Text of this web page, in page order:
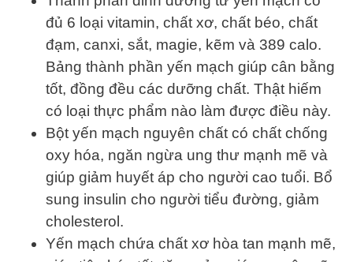
đủ 6 loại vitamin, chất xơ, chất béo, chất
đạm, canxi, sắt, magie, kẽm và 389 calo.
Bảng thành phần yến mạch giúp cân bằng
tốt, đồng đều các dưỡng chất. Thật hiếm
có loại thực phẩm nào làm được điều này.
Bột yến mạch nguyên chất có chất chống
oxy hóa, ngăn ngừa ung thư mạnh mẽ và
giúp giảm huyết áp cho người cao tuổi. Bổ
sung insulin cho người tiểu đường, giảm
cholesterol.
Yến mạch chứa chất xơ hòa tan mạnh mẽ,